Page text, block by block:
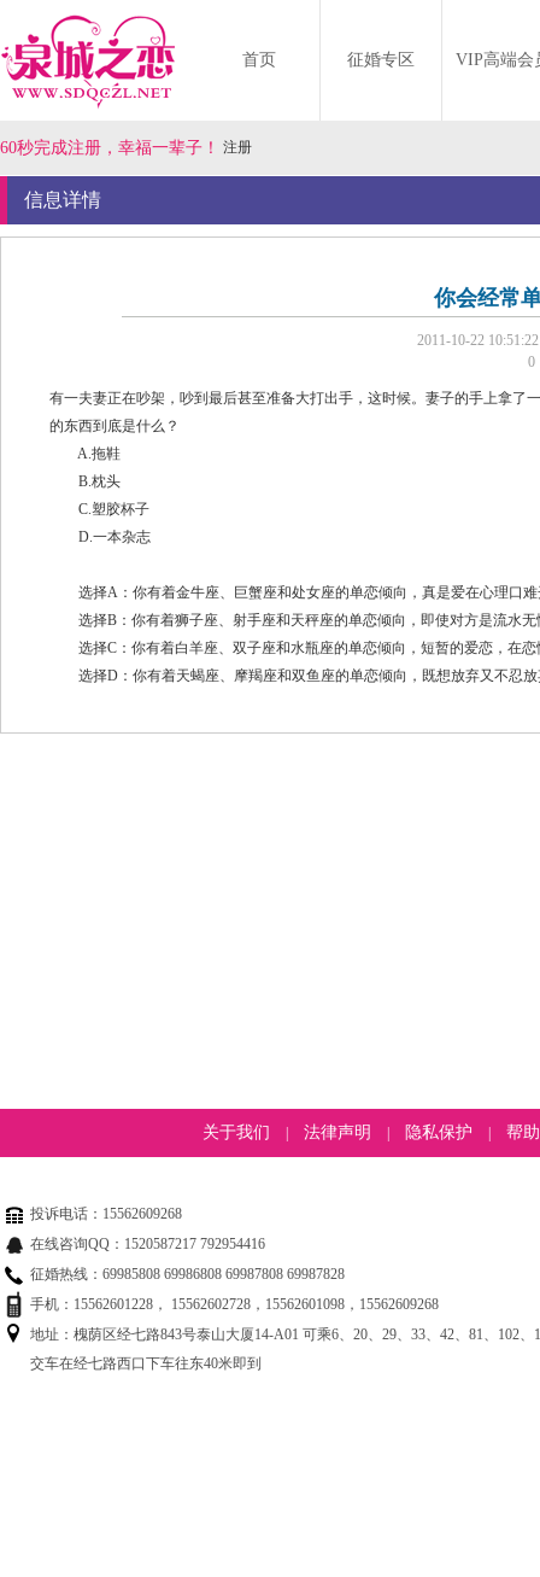
首页 征婚专区 VIP高端会
60秒完成注册，幸福一辈子！ 注册
信息详情
你会经常
2011-10-22
0
有一夫妻正在吵架，吵到最后甚至准备大打出手，这时候。妻子的手上拿
的东西到底是什么？
A.拖鞋
B.枕头
C.塑胶杯子
D.一本杂志
选择A：你有着金牛座、巨蟹座和处女座的单恋倾向，真是爱在心理口难
选择B：你有着狮子座、射手座和天秤座的单恋倾向，即使对方是流水无
选择C：你有着白羊座、双子座和水瓶座的单恋倾向，短暂的爱恋，在恋
选择D：你有着天蝎座、摩羯座和双鱼座的单恋倾向，既想放弃又不忍放
关于我们 法律声明 隐私保护 帮
投诉电话：15562609268
在线咨询QQ：1520587217 792954416
征婚热线：69985808 69986808 69987808 69987828
手机：15562601228， 15562602728，15562601098，15562609268
地址：槐荫区经七路843号泰山大厦14-A01 可乘6、20、29、33、42、81、102
交车在经七路西口下车往东40米即到